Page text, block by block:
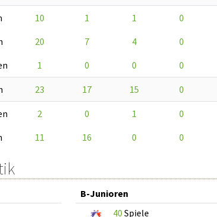
10 1 1 0
20 7 4 0
1 0 0 0
23 17 15 0
2 0 1 0
11 16 0 0
B-Junioren
40 Spiele